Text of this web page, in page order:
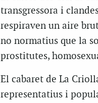
transgressora i
respiraven un aire
no normatius que la
prostitutes,
El cabaret de La
representatius i